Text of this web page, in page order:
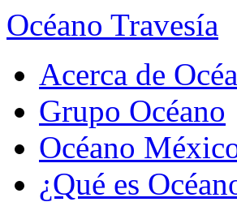
Océano Travesía
Acerca de
Grupo Océano
Océano
¿Qué es